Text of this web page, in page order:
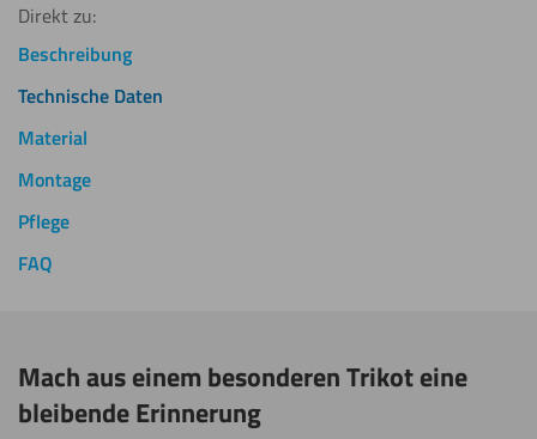
Direkt zu:
Beschreibung
Technische Daten
Material
Montage
Pflege
FAQ
Mach aus einem besonderen Trikot eine
bleibende Erinnerung